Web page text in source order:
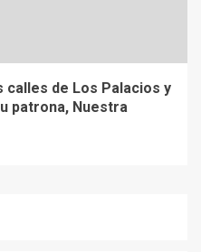
calles de Los Palacios y
patrona, Nuestra